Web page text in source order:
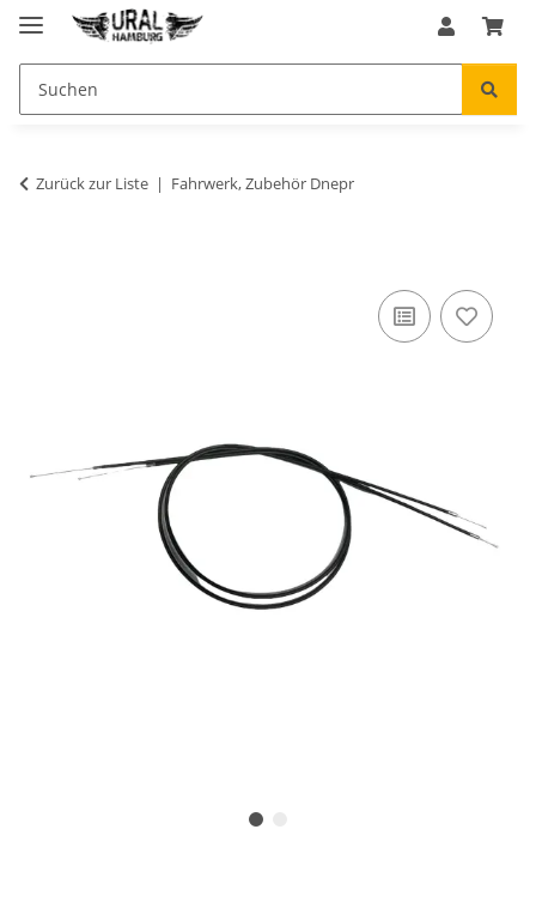
Zurück zur Liste Fahrwerk, Zubehör Dnepr